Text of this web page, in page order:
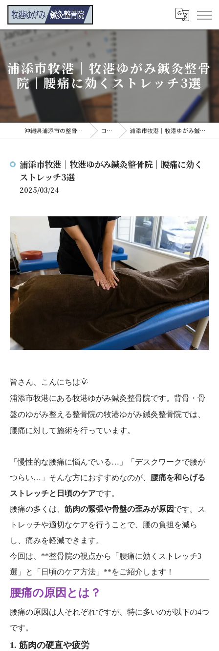
浦添市牧港｜牧港ゆがみ鍼灸整骨
院｜腰痛に効くストレッチ3選
沖縄県浦添市の整骨院なら牧港ゆがみ鍼灸整骨院 コンテンツ 浦添市牧港｜牧港ゆがみ鍼灸整骨院｜腰痛に効くストレッチ3選
浦添市牧港｜牧港ゆがみ鍼灸整骨院｜腰痛に効く
ストレッチ3選
2025/03/24
皆さん、こんにちは🌞
浦添市牧港にある牧港ゆがみ鍼灸整骨院です。背骨・骨
盤のゆがみ整える整骨院の牧港ゆがみ鍼灸整骨院では、
腰痛に対して施術を行っています。
「慢性的な腰痛に悩んでいる…」「デスクワークで腰が
つらい…」そんな方におすすめなのが、 腰痛を和らげる
ストレッチと日頃のケアです。
腰痛の多くは、 筋肉の緊張や骨盤の歪みが原因 です。ス
トレッチや適切なケアを行うことで、腰の負担を減ら
し、痛みを軽減できます。
今回は、**整骨院の視点から「腰痛に効くストレッチ3
選」と「日頃のケア方法」**をご紹介します！
腰痛の原因とは？
腰痛の原因は人それぞれですが、特に多いのが以下の4つ
です。
1. 筋肉の硬直や疲労